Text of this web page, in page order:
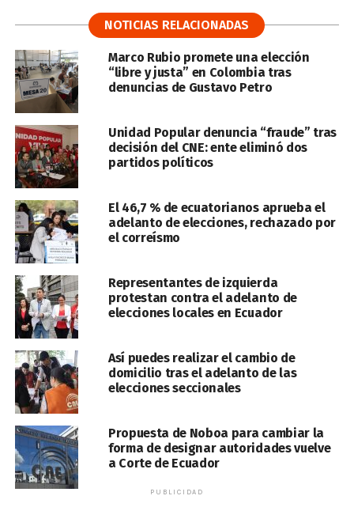
NOTICIAS RELACIONADAS
Marco Rubio promete una elección
“libre y justa” en Colombia tras
denuncias de Gustavo Petro
Unidad Popular denuncia “fraude” tras
decisión del CNE: ente eliminó dos
partidos políticos
El 46,7 % de ecuatorianos aprueba el
adelanto de elecciones, rechazado por
el correísmo
Representantes de izquierda
protestan contra el adelanto de
elecciones locales en Ecuador
Así puedes realizar el cambio de
domicilio tras el adelanto de las
elecciones seccionales
Propuesta de Noboa para cambiar la
forma de designar autoridades vuelve
a Corte de Ecuador
PUBLICIDAD